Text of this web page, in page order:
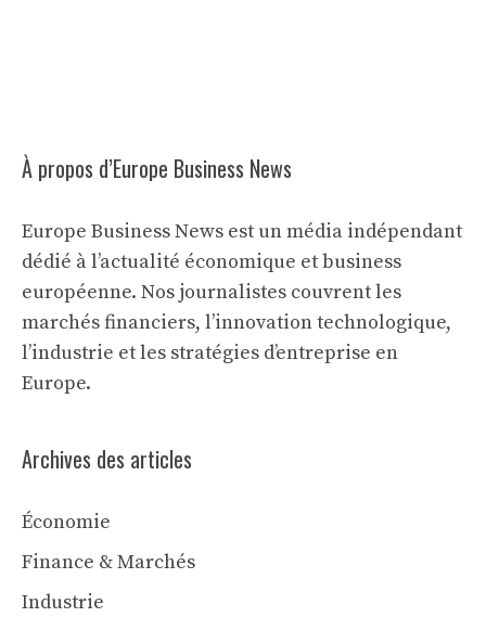
À propos d’Europe Business News
Europe Business News est un média indépendant
dédié à l’actualité économique et business
européenne. Nos journalistes couvrent les
marchés financiers, l’innovation technologique,
l’industrie et les stratégies d’entreprise en
Europe.
Archives des articles
Économie
Finance & Marchés
Industrie